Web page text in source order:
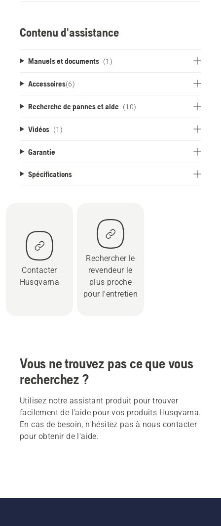
Contenu d'assistance
Manuels et documents (1)
Accessoires(6)
Recherche de pannes et aide (10)
Vidéos (1)
Garantie
Spécifications
Contacter
Husqvarna
Rechercher le
revendeur le
plus proche
pour l'entretien
Vous ne trouvez pas ce que vous
recherchez ?
Utilisez notre assistant produit pour trouver
facilement de l'aide pour vos produits Husqvarna.
En cas de besoin, n'hésitez pas à nous contacter
pour obtenir de l'aide.